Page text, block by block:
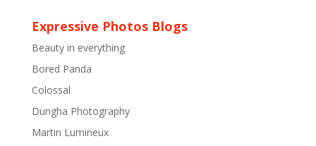
Expressive Photos Blogs
Beauty in everything
Bored Panda
Colossal
Dungha Photography
Martin Lumineux